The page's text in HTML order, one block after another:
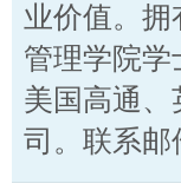
业价值。
管理学院
美国高通
司。联系